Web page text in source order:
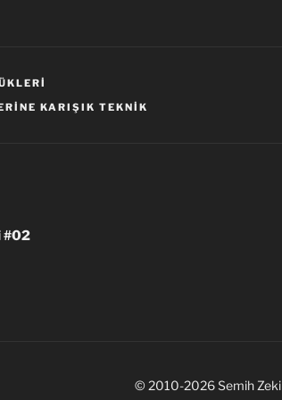
KARIŞIK TEKNIK
#02
© 2010-2026 Semih Zeki